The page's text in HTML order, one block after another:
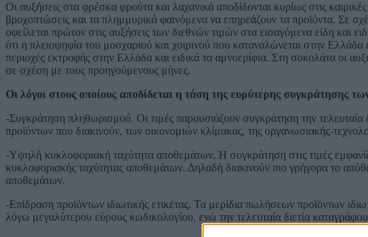
Οι αυξήσεις στα φρέσκα φρούτα και λαχανικά αποδίδονται κυρίως στις
βροχοπτώσεις και τα πλημμυρικά φαινόμενα να επηρεάζουν τα προϊόντα. Σε
οφείλεται πρώτον στις αυξήσεις των διεθνών τιμών στα εισαγόμενα είδη και
ότι η πλειοψηφία του μοσχαριού και χοιρινού που καταναλώνεται στην
περιοχές εκτροφής στην Ελλάδα και ειδικά τα αμνοερίφια. Στη σοκολάτα οι
σε σχέση με τους προηγούμενους μήνες.
Οι λόγοι στους οποίους αποδίδεται η τάση της ευρύτερης συγκράτησης
-Συγκράτηση πληθωρισμού. Οι τιμές παρουσιάζουν συγκράτηση την
προϊόντων που διακινούν, των οικονομιών κλίμακας, της οργανωσιακής-
-Υψηλή κυκλοφοριακή ταχύτητα αποθεμάτων. Η συγκράτηση στις τιμές
κυκλοφοριακής ταχύτητας αποθεμάτων. Δηλαδή διακινούν πιο γρήγορα το
αποθεμάτων.
-Επίδραση προϊόντων ιδιωτικής ετικέτας. Τα μερίδια πωλήσεων προϊόντων
λόγω μεγαλύτερου εύρους κωδικολογίου, ενώ την τελευταία διετία